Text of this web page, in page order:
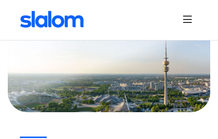
Downloads
Bildmaterial